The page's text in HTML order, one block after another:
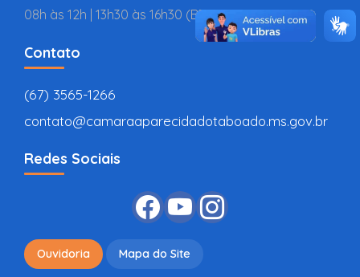
08h às 12h | 13h30 às 16h30 (BR
Contato
(67) 3565-1266
contato@camaraaparecidadotaboado.ms.gov.br
Redes Sociais
Ouvidoria Mapa do Site